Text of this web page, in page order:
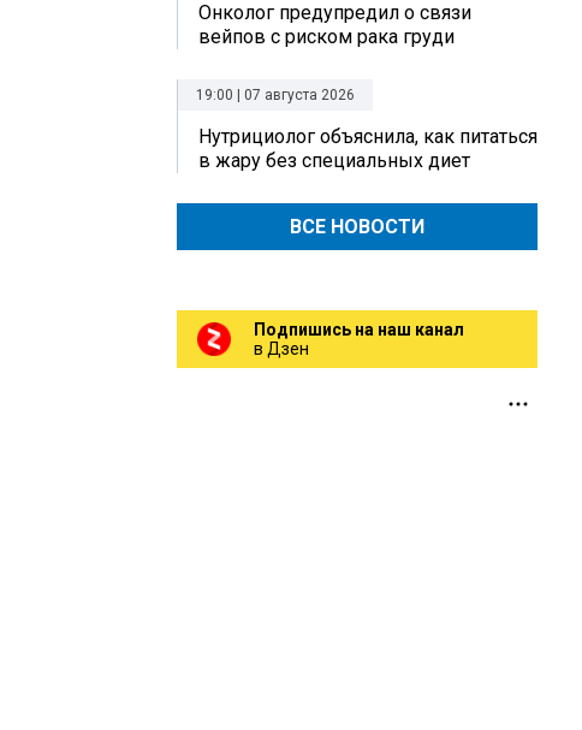
Онколог предупредил о связи
вейпов с риском рака груди
19:00 | 07 августа 2026
Нутрициолог объяснила, как питаться
в жару без специальных диет
ВСЕ НОВОСТИ
Подпишись на наш канал
в Дзен